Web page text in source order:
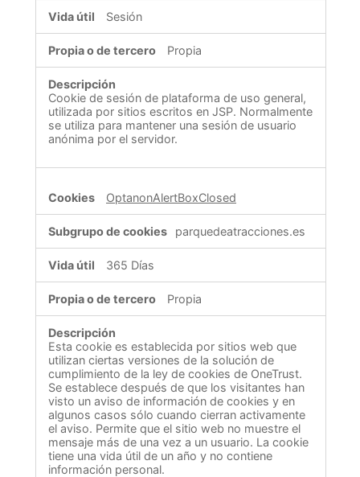
Sesión
Propia
Cookie de sesión de plataforma de uso general,
utilizada por sitios escritos en JSP. Normalmente
se utiliza para mantener una sesión de usuario
anónima por el servidor.
OptanonAlertBoxClosed
parquedeatracciones.es
365 Días
Propia
Esta cookie es establecida por sitios web que
utilizan ciertas versiones de la solución de
cumplimiento de la ley de cookies de OneTrust.
Se establece después de que los visitantes han
visto un aviso de información de cookies y en
algunos casos sólo cuando cierran activamente
el aviso. Permite que el sitio web no muestre el
mensaje más de una vez a un usuario. La cookie
tiene una vida útil de un año y no contiene
información personal.